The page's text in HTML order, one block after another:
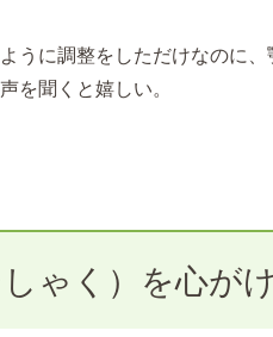
うに調整をしただけなのに
を聞くと嬉しい。
ゃく）を心が